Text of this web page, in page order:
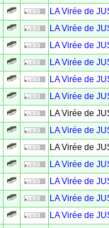
LA Virée de
LA Virée de
LA Virée de
LA Virée de
LA Virée de
LA Virée de
LA Virée de
LA Virée de
LA Virée de
LA Virée de
LA Virée de
LA Virée de
LA Virée de